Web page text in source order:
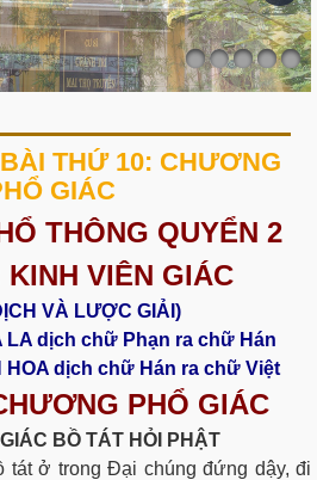
THỨ 10: CHƯƠNG
GIÁC
THÔNG QUYỂN 2
KINH VIÊN GIÁC
VÀ LƯỢC GIẢI)
LA dịch chữ Phạn ra chữ Hán
HOA dịch chữ Hán ra chữ Việt
PHỔ GIÁC
BỒ TÁT HỎI PHẬT
tát ở trong Đại chúng đứng dậy, đi